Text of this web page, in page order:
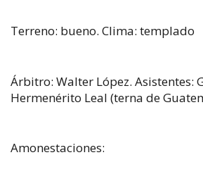
Terreno: bueno. Clima: templado
Árbitro: Walter López. Asistentes:
Hermenérito Leal (terna de
Amonestaciones: